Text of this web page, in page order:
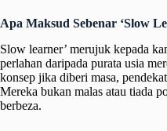
Apa Maksud Sebenar ‘Slow
Slow learner’ merujuk kepada
perlahan daripada purata usia
konsep jika diberi masa,
Mereka bukan malas atau tiada
berbeza.